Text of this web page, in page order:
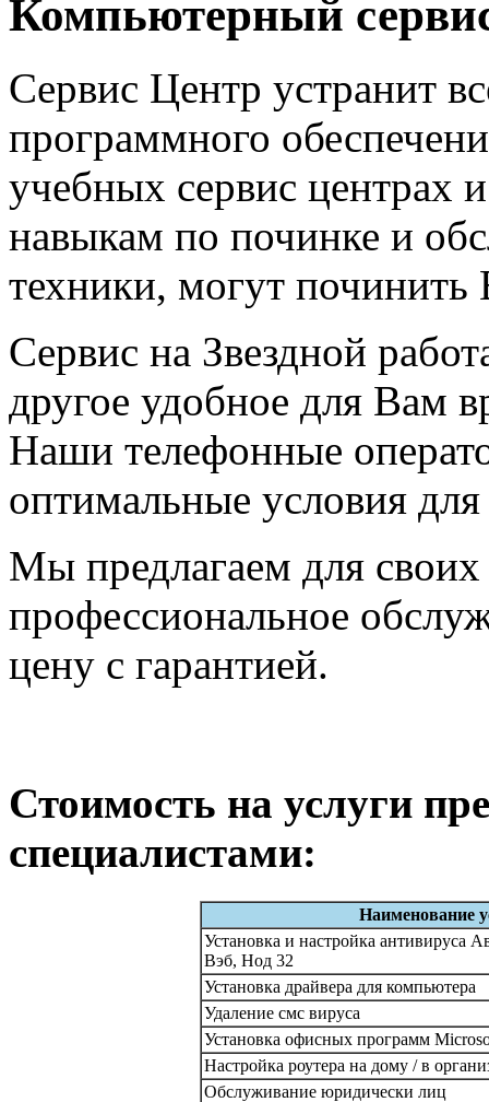
Компьютерный
Сервис Центр устранит
программного
учебных сервис
навыкам по починке и
техники, могут
Сервис на Звездной
другое удобное для Вам
Наши телефонные
оптимальные условия для
Мы предлагаем для своих
профессиональное
цену с гарантией.
Стоимость на услуги
специалистами:
Наименование
Установка и настройка антивируса
Вэб, Нод 32
Установка драйвера для компьютера
Удаление смс вируса
Установка офисных программ
Настройка роутера на дому / в
Обслуживание юридически лиц